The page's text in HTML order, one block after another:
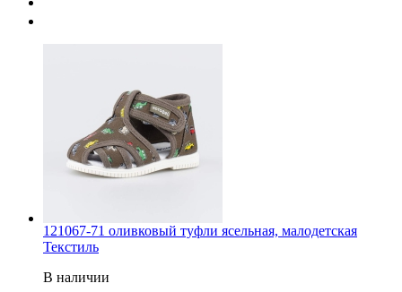
121067-71 оливковый туфли ясельная, малодетская
Текстиль
В наличии